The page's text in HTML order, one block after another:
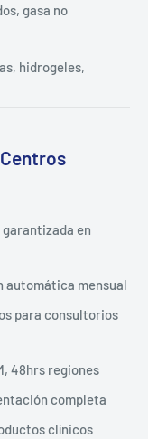
gasa no
hidrogeles,
en
automática mensual
para consultorios
48hrs regiones
completa
clínicos